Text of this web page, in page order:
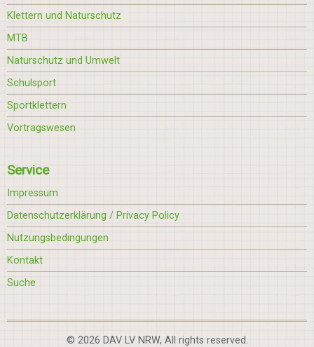
Klettern und Naturschutz
MTB
Naturschutz und Umwelt
Schulsport
Sportklettern
Vortragswesen
Service
Impressum
Datenschutzerklärung / Privacy Policy
Nutzungsbedingungen
Kontakt
Suche
© 2026 DAV LV NRW, All rights reserved.